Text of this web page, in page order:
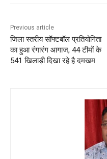
Previous article
जिला स्तरीय सॉफ्टबॉल प्रतियोगिता
का हुआ रंगारंग आगाज, 44 टीमों के
541 खिलाड़ी दिखा रहे है दमखम